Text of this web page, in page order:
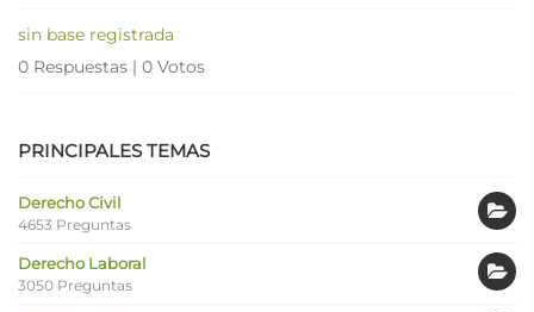
sin base registrada
0 Respuestas | 0 Votos
PRINCIPALES TEMAS
Derecho Civil
4653 Preguntas
Derecho Laboral
3050 Preguntas